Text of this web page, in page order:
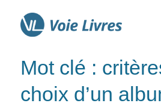
Mot clé :
choix d’un